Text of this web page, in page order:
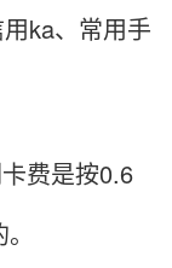
ka、常用手
费是按0.6